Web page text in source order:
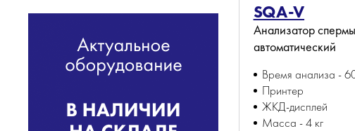
SQA-V
Анализатор спермы
автоматический
Время анализа -
Принтер
ЖКД-дисплей
Масса - 4 кг